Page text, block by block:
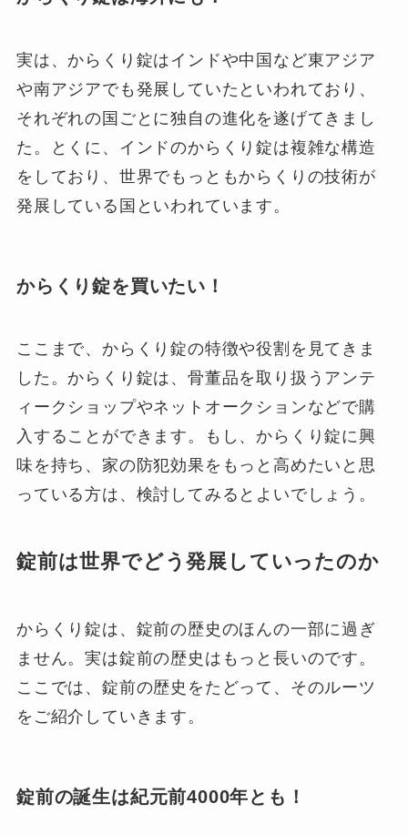
実は、からくり錠はインドや中国など東アジア
や南アジアでも発展していたといわれており、
それぞれの国ごとに独自の進化を遂げてきまし
た。とくに、インドのからくり錠は複雑な構造
をしており、世界でもっともからくりの技術が
発展している国といわれています。
からくり錠を買いたい！
ここまで、からくり錠の特徴や役割を見てきま
した。からくり錠は、骨董品を取り扱うアンテ
ィークショップやネットオークションなどで購
入することができます。もし、からくり錠に興
味を持ち、家の防犯効果をもっと高めたいと思
っている方は、検討してみるとよいでしょう。
錠前は世界でどう発展していったのか
からくり錠は、錠前の歴史のほんの一部に過ぎ
ません。実は錠前の歴史はもっと長いのです。
ここでは、錠前の歴史をたどって、そのルーツ
をご紹介していきます。
錠前の誕生は紀元前4000年とも！